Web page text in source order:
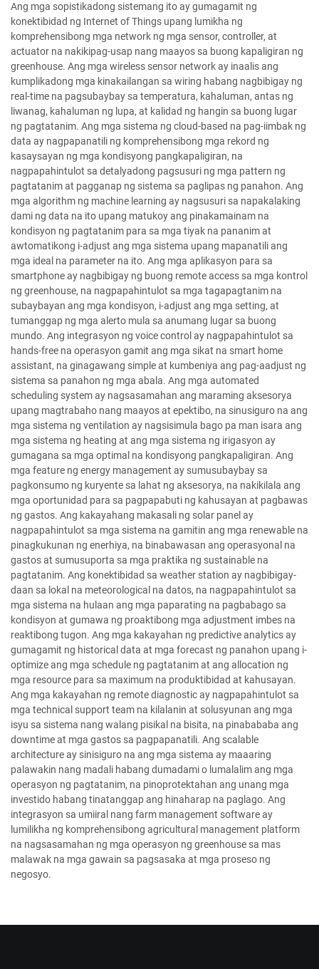
Ang mga sopistikadong sistemang ito ay gumagamit ng
konektibidad ng Internet of Things upang lumikha ng
komprehensibong mga network ng mga sensor, controller, at
actuator na nakikipag-usap nang maayos sa buong kapaligiran ng
greenhouse. Ang mga wireless sensor network ay inaalis ang
kumplikadong mga kinakailangan sa wiring habang nagbibigay ng
real-time na pagsubaybay sa temperatura, kahaluman, antas ng
liwanag, kahaluman ng lupa, at kalidad ng hangin sa buong lugar
ng pagtatanim. Ang mga sistema ng cloud-based na pag-iimbak ng
data ay nagpapanatili ng komprehensibong mga rekord ng
kasaysayan ng mga kondisyong pangkapaligiran, na
nagpapahintulot sa detalyadong pagsusuri ng mga pattern ng
pagtatanim at pagganap ng sistema sa paglipas ng panahon. Ang
mga algorithm ng machine learning ay nagsusuri sa napakalaking
dami ng data na ito upang matukoy ang pinakamainam na
kondisyon ng pagtatanim para sa mga tiyak na pananim at
awtomatikong i-adjust ang mga sistema upang mapanatili ang
mga ideal na parameter na ito. Ang mga aplikasyon para sa
smartphone ay nagbibigay ng buong remote access sa mga kontrol
ng greenhouse, na nagpapahintulot sa mga tagapagtanim na
subaybayan ang mga kondisyon, i-adjust ang mga setting, at
tumanggap ng mga alerto mula sa anumang lugar sa buong
mundo. Ang integrasyon ng voice control ay nagpapahintulot sa
hands-free na operasyon gamit ang mga sikat na smart home
assistant, na ginagawang simple at kumbeniya ang pag-aadjust ng
sistema sa panahon ng mga abala. Ang mga automated
scheduling system ay nagsasamahan ang maraming aksesorya
upang magtrabaho nang maayos at epektibo, na sinusiguro na ang
mga sistema ng ventilation ay nagsisimula bago pa man isara ang
mga sistema ng heating at ang mga sistema ng irigasyon ay
gumagana sa mga optimal na kondisyong pangkapaligiran. Ang
mga feature ng energy management ay sumusubaybay sa
pagkonsumo ng kuryente sa lahat ng aksesorya, na nakikilala ang
mga oportunidad para sa pagpapabuti ng kahusayan at pagbawas
ng gastos. Ang kakayahang makasali ng solar panel ay
nagpapahintulot sa mga sistema na gamitin ang mga renewable na
pinagkukunan ng enerhiya, na binabawasan ang operasyonal na
gastos at sumusuporta sa mga praktika ng sustainable na
pagtatanim. Ang konektibidad sa weather station ay nagbibigay-
daan sa lokal na meteorological na datos, na nagpapahintulot sa
mga sistema na hulaan ang mga paparating na pagbabago sa
kondisyon at gumawa ng proaktibong mga adjustment imbes na
reaktibong tugon. Ang mga kakayahan ng predictive analytics ay
gumagamit ng historical data at mga forecast ng panahon upang i-
optimize ang mga schedule ng pagtatanim at ang allocation ng
mga resource para sa maximum na produktibidad at kahusayan.
Ang mga kakayahan ng remote diagnostic ay nagpapahintulot sa
mga technical support team na kilalanin at solusyunan ang mga
isyu sa sistema nang walang pisikal na bisita, na pinabababa ang
downtime at mga gastos sa pagpapanatili. Ang scalable
architecture ay sinisiguro na ang mga sistema ay maaaring
palawakin nang madali habang dumadami o lumalalim ang mga
operasyon ng pagtatanim, na pinoprotektahan ang unang mga
investido habang tinatanggap ang hinaharap na paglago. Ang
integrasyon sa umiiral nang farm management software ay
lumilikha ng komprehensibong agricultural management platform
na nagsasamahan ng mga operasyon ng greenhouse sa mas
malawak na mga gawain sa pagsasaka at mga proseso ng
negosyo.